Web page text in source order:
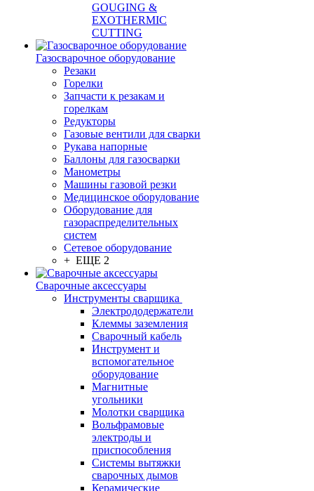
GOUGING &
EXOTHERMIC
CUTTING
Газосварочное оборудование
Резаки
Горелки
Запчасти к резакам и
горелкам
Редукторы
Газовые вентили для сварки
Рукава напорные
Баллоны для газосварки
Манометры
Машины газовой резки
Медицинское оборудование
Оборудование для
газораспределительных
систем
Сетевое оборудование
+ ЕЩЕ 2
Сварочные аксессуары
Инструменты сварщика
Электрододержатели
Клеммы заземления
Сварочный кабель
Инструмент и
вспомогательное
оборудование
Магнитные
угольники
Молотки сварщика
Вольфрамовые
электроды и
приспособления
Системы вытяжки
сварочных дымов
Керамические